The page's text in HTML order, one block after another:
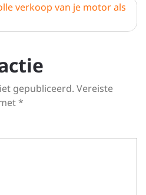
verkoop van je motor als
gepubliceerd. Vereiste
*